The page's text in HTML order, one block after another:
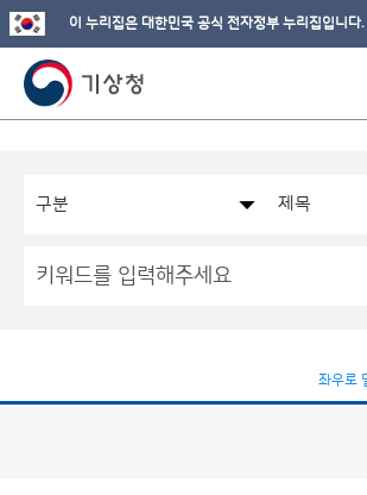
이 누리집은 대한민국 공식 전자정부 누리집입니다.
좌우로